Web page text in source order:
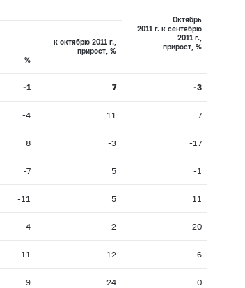
Октябрь
2011 г. к сентябрю
2011 г.,
прирост, %
к октябрю 2011 г.,
прирост, %
%
-1 7 -3
-4 11 7
8 -3 -17
-7 5 -1
-11 5 11
4 2 -20
11 12 -6
9 24 0